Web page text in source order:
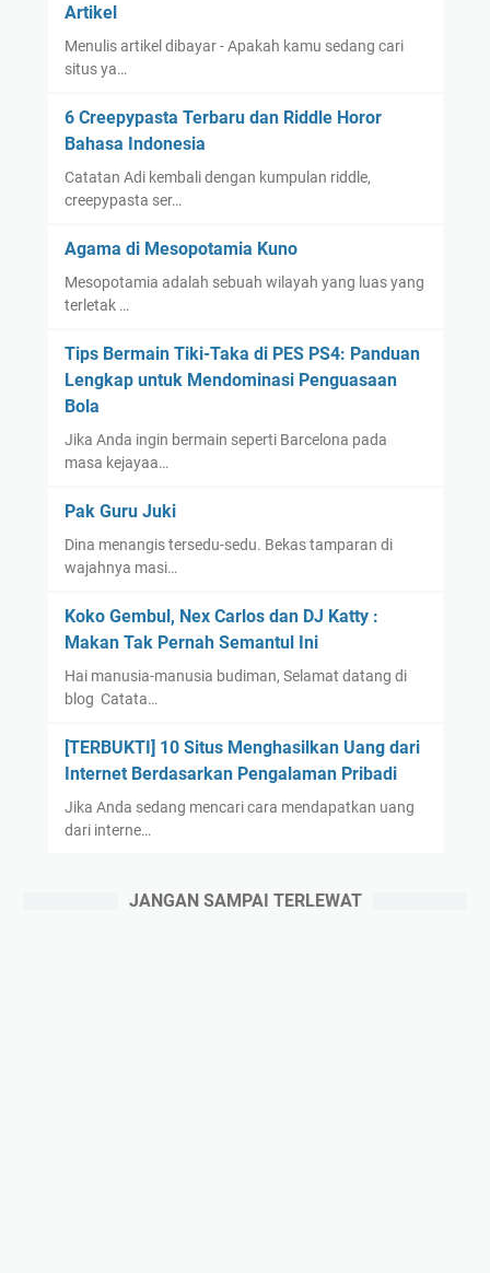
Artikel
Menulis artikel dibayar - Apakah kamu sedang cari
situs ya…
6 Creepypasta Terbaru dan Riddle Horor
Bahasa Indonesia
Catatan Adi kembali dengan kumpulan riddle,
creepypasta ser…
Agama di Mesopotamia Kuno
Mesopotamia adalah sebuah wilayah yang luas yang
terletak …
Tips Bermain Tiki-Taka di PES PS4: Panduan
Lengkap untuk Mendominasi Penguasaan
Bola
Jika Anda ingin bermain seperti Barcelona pada
masa kejayaa…
Pak Guru Juki
Dina menangis tersedu-sedu. Bekas tamparan di
wajahnya masi…
Koko Gembul, Nex Carlos dan DJ Katty :
Makan Tak Pernah Semantul Ini
Hai manusia-manusia budiman, Selamat datang di
blog Catata…
[TERBUKTI] 10 Situs Menghasilkan Uang dari
Internet Berdasarkan Pengalaman Pribadi
Jika Anda sedang mencari cara mendapatkan uang
dari interne…
JANGAN SAMPAI TERLEWAT